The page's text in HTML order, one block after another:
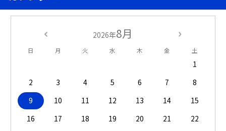
2026年8月
日 月 火 水 木 金 土
1
2
3 4 5 6 7
8
9
10 11 12 13 14
15
16
17 18 19 20 21
22